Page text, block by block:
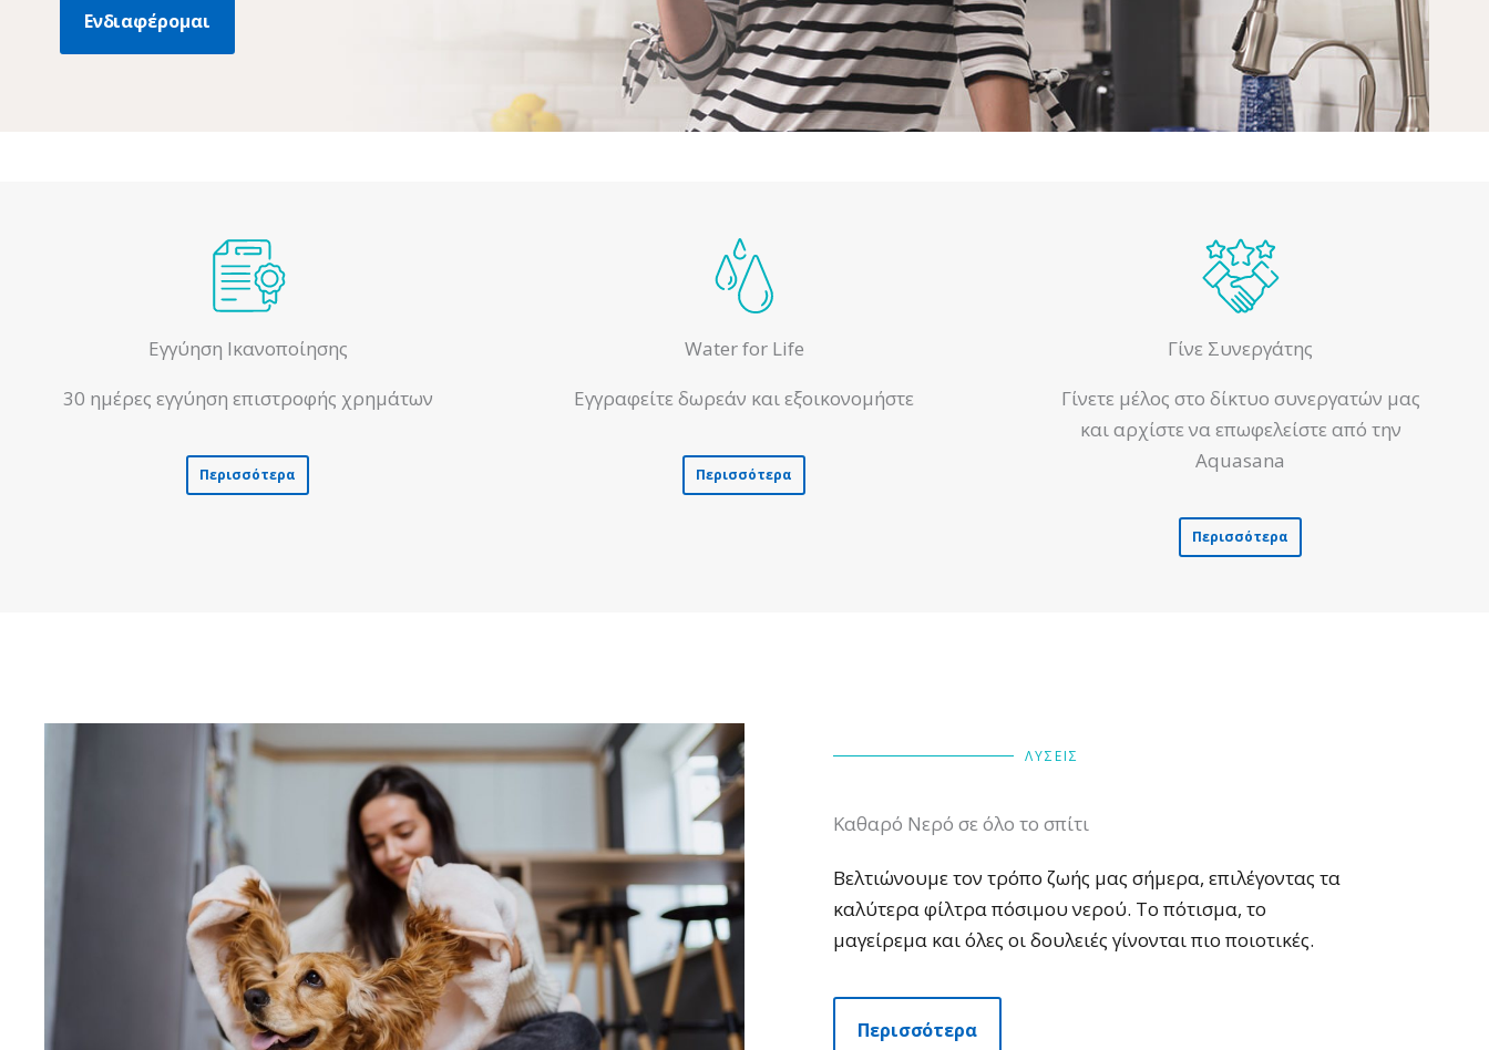
Ενδιαφέρομαι
Εγγύηση Ικανοποίησης
30 ημέρες εγγύηση επιστροφής χρημάτων
Περισσότερα
Water for Life
Εγγραφείτε δωρεάν και εξοικονομήστε
Περισσότερα
Γίνε Συνεργάτης
Γίνετε μέλος στο δίκτυο συνεργατών μας
και αρχίστε να επωφελείστε από την
Aquasana
Περισσότερα
ΛΥΣΕΙΣ
Καθαρό Νερό σε όλο το σπίτι
Βελτιώνουμε τον τρόπο ζωής μας σήμερα, επιλέγοντας τα
καλύτερα φίλτρα πόσιμου νερού. Το πότισμα, το
μαγείρεμα και όλες οι δουλειές γίνονται πιο ποιοτικές.
Περισσότερα